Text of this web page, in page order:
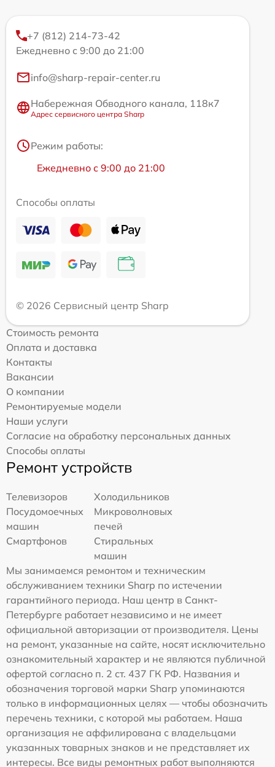
+7 (812) 214-73-42
Ежедневно с 9:00 до 21:00
info@sharp-repair-center.ru
Набережная Обводного канала, 118к7
Адрес сервисного центра Sharp
Режим работы:
Ежедневно с 9:00 до 21:00
Способы оплаты
© 2026 Сервисный центр Sharp
Стоимость ремонта
Оплата и доставка
Контакты
Вакансии
О компании
Ремонтируемые модели
Наши услуги
Согласие на обработку персональных данных
Способы оплаты
Ремонт устройств
Телевизоров
Холодильников
Посудомоечных
машин
Микроволновых
печей
Смартфонов
Стиральных
машин
Мы занимаемся ремонтом и техническим
обслуживанием техники Sharp по истечении
гарантийного периода. Наш центр в Санкт-
Петербурге работает независимо и не имеет
официальной авторизации от производителя. Цены
на ремонт, указанные на сайте, носят исключительно
ознакомительный характер и не являются публичной
офертой согласно п. 2 ст. 437 ГК РФ. Названия и
обозначения торговой марки Sharp упоминаются
только в информационных целях — чтобы обозначить
перечень техники, с которой мы работаем. Наша
организация не аффилирована с владельцами
указанных товарных знаков и не представляет их
интересы. Все виды ремонтных работ выполняются